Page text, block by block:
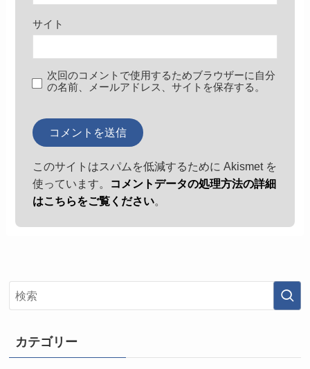
サイト
次回のコメントで使用するためブラウザーに自分
の名前、メールアドレス、サイトを保存する。
このサイトはスパムを低減するために Akismet を
使っています。
コメントデータの処理方法の詳細
はこちらをご覧ください。
カテゴリー